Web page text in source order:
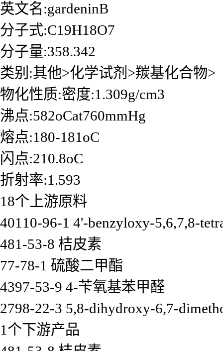
英文名:gardeninB
分子式:C19H18O7
分子量:358.342
类别:其他>化学试剂>羰基化合物>
物化性质:密度:1.309g/cm3
沸点:582oCat760mmHg
熔点:180-181oC
闪点:210.8oC
折射率:1.593
18个上游原料
40110-96-1 4'-benzyloxy-5,6,7,8-
481-53-8 桔皮素
77-78-1 硫酸二甲酯
4397-53-9 4-苄氧基苯甲醛
2798-22-3 5,8-dihydroxy-6,7-
1个下游产品